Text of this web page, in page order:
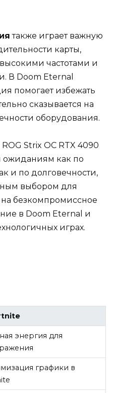
также играет важную
карты,
частотами и
В Doom Eternal
помогает избежать
сказывается на
оборудования.
ROG Strix OC RTX 4090
ожиданиям как по
и по долговечности,
выбором для
безкомпромиссное
в Doom Eternal и
играх.
энергия для
графики в